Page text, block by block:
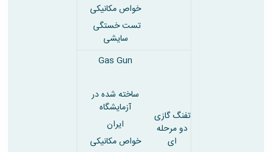
خواص مکانیکی
تست خستگی
سایشی
تفنگ گازی
دو مرحله
ای
Gas Gun
ساخته شده در
آزمایشگاه
ایران
خواص مکانیکی